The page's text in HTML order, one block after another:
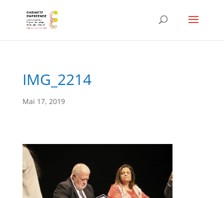
IMG_2214
Mai 17, 2019